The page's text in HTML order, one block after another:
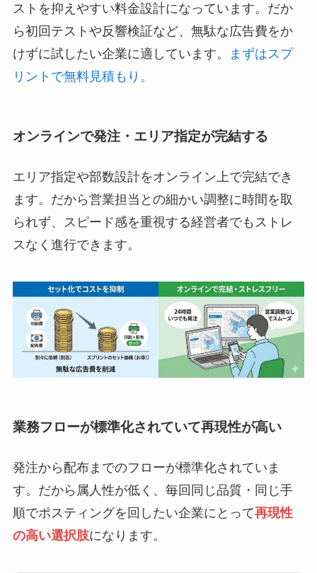
ストを抑えやすい料金設計になっています。だか
ら初回テストや反響検証など、無駄な広告費をか
けずに試したい企業に適しています。
まずはスプ
リントで無料見積もり。
オンラインで発注・エリア指定が完結する
エリア指定や部数設計をオンライン上で完結でき
ます。だから営業担当との細かい調整に時間を取
られず、スピード感を重視する経営者でもストレ
スなく進行できます。
業務フローが標準化されていて再現性が高い
発注から配布までのフローが標準化されていま
す。だから属人性が低く、毎回同じ品質・同じ手
順でポスティングを回したい企業にとって再現性
の高い選択肢になります。